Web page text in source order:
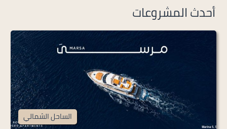
أحدث المشروعات
الساحل الشمالي